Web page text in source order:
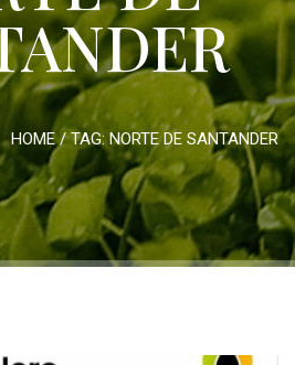
HOME/ TAG: NORTE DE SANTANDER